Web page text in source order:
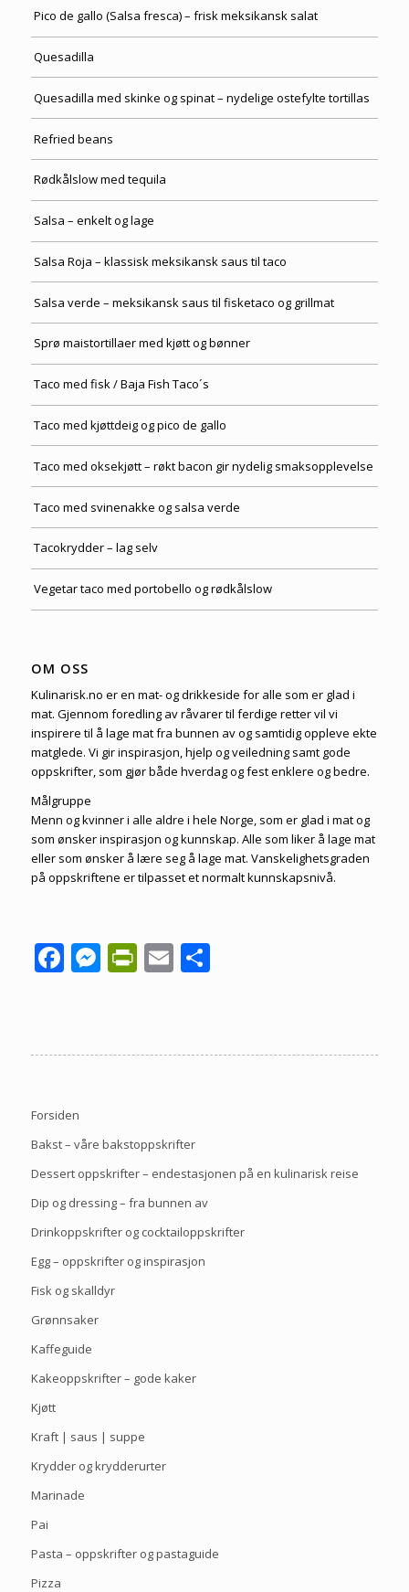
Pico de gallo (Salsa fresca) – frisk meksikansk salat
Quesadilla
Quesadilla med skinke og spinat – nydelige ostefylte tortillas
Refried beans
Rødkålslow med tequila
Salsa – enkelt og lage
Salsa Roja – klassisk meksikansk saus til taco
Salsa verde – meksikansk saus til fisketaco og grillmat
Sprø maistortillaer med kjøtt og bønner
Taco med fisk / Baja Fish Taco´s
Taco med kjøttdeig og pico de gallo
Taco med oksekjøtt – røkt bacon gir nydelig smaksopplevelse
Taco med svinenakke og salsa verde
Tacokrydder – lag selv
Vegetar taco med portobello og rødkålslow
OM OSS
Kulinarisk.no er en mat- og drikkeside for alle som er glad i
mat. Gjennom foredling av råvarer til ferdige retter vil vi
inspirere til å lage mat fra bunnen av og samtidig oppleve ekte
matglede. Vi gir inspirasjon, hjelp og veiledning samt gode
oppskrifter, som gjør både hverdag og fest enklere og bedre.
Målgruppe
Menn og kvinner i alle aldre i hele Norge, som er glad i mat og
som ønsker inspirasjon og kunnskap. Alle som liker å lage mat
eller som ønsker å lære seg å lage mat. Vanskelighetsgraden
på oppskriftene er tilpasset et normalt kunnskapsnivå.
Facebook
Messenger
PrintFriendly
EmailShare
Forsiden
Bakst – våre bakstoppskrifter
Dessert oppskrifter – endestasjonen på en kulinarisk reise
Dip og dressing – fra bunnen av
Drinkoppskrifter og cocktailoppskrifter
Egg – oppskrifter og inspirasjon
Fisk og skalldyr
Grønnsaker
Kaffeguide
Kakeoppskrifter – gode kaker
Kjøtt
Kraft | saus | suppe
Krydder og krydderurter
Marinade
Pai
Pasta – oppskrifter og pastaguide
Pizza